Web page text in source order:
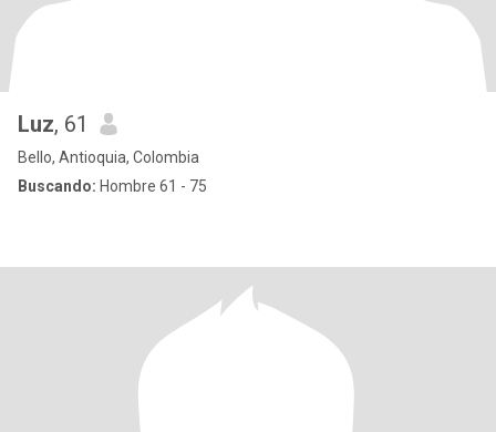
Luz, 61
Bello, Antioquia, Colombia
Buscando: Hombre 61 - 75